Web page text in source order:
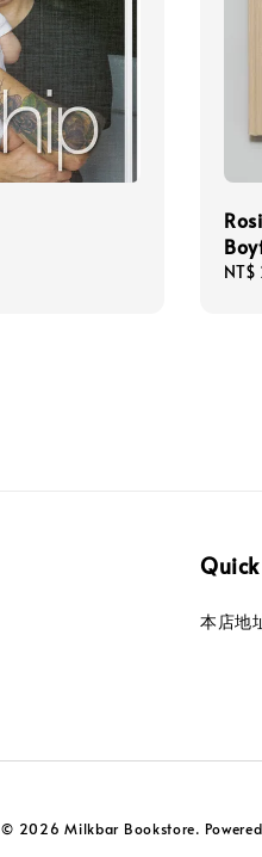
NT$
本店地
© 2026 Milkbar Bookstore.